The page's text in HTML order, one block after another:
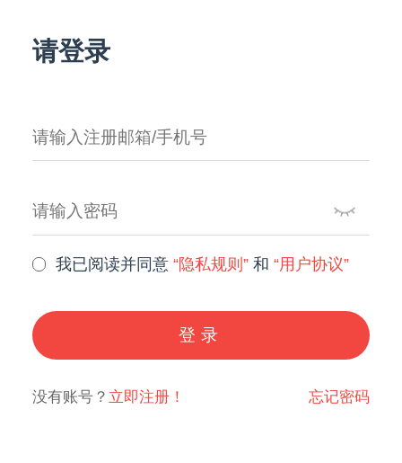
请登录
我已阅读并同意“隐私规则” 和“用户协议”
登录
没有账号？ 立即注册！ 忘记密码